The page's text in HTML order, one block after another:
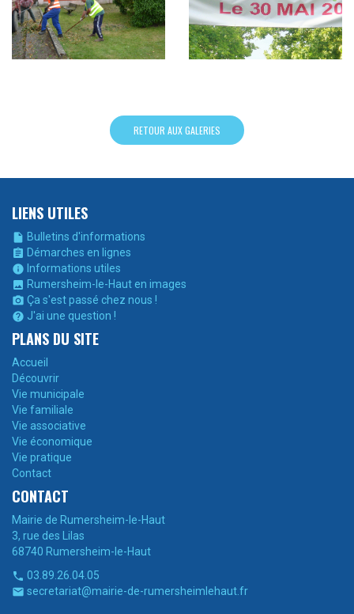
RETOUR AUX GALERIES
LIENS UTILES
 Bulletins d'informations
 Démarches en lignes
 Informations utiles
 Rumersheim-le-Haut en images
 Ça s'est passé chez nous !
 J'ai une question !
PLANS DU SITE
Accueil
Découvrir
Vie municipale
Vie familiale
Vie associative
Vie économique
Vie pratique
Contact
CONTACT
Mairie de Rumersheim-le-Haut
3, rue des Lilas
68740 Rumersheim-le-Haut
 03.89.26.04.05
 secretariat@mairie-de-rumersheimlehaut.fr